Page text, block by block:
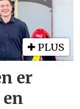
PLUS
er